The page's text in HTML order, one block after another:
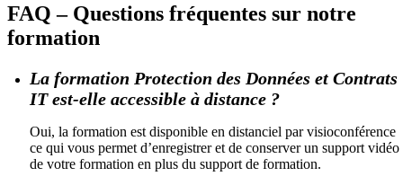
FAQ – Questions fréquentes sur notre
formation
La formation Protection des Données et Contrats
IT est-elle accessible à distance ?
Oui, la formation est disponible en distanciel par visioconférence
ce qui vous permet d’enregistrer et de conserver un support vidéo
de votre formation en plus du support de formation.